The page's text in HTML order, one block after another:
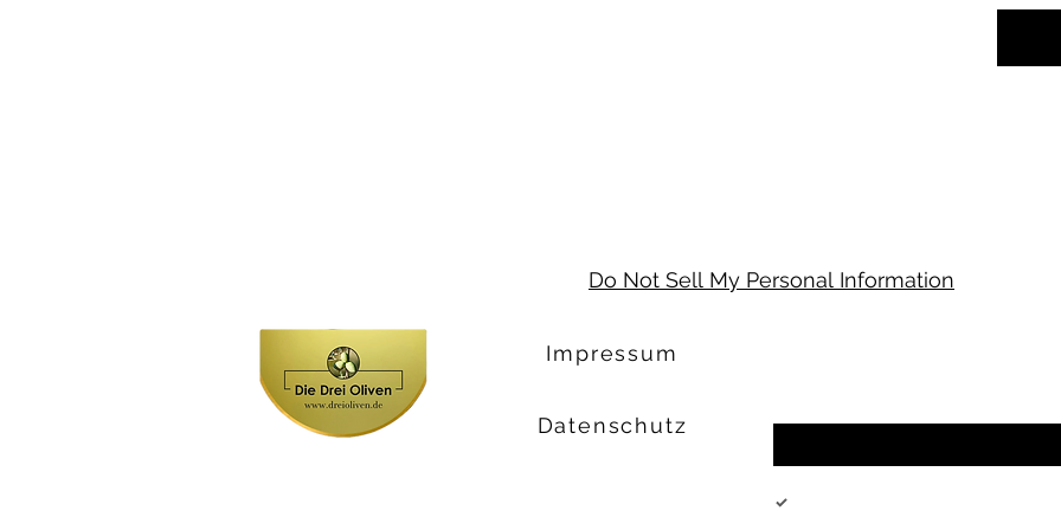
Do Not Sell My Personal Information
Impressum
Datenschutz